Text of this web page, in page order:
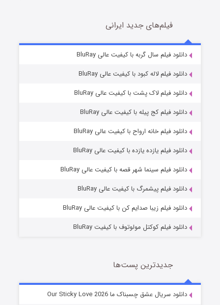
قسمت6 (زیرنویس) منتشر شد
شوهر
فیلم‌های جدید ایرانی
دانلود فیلم سال گربه با کیفیت عالی BluRay
دانلود فیلم لاله کبود با کیفیت عالی BluRay
دانلود فیلم لاک پشت با کیفیت عالی BluRay
دانلود فیلم کج‌ پیله با کیفیت عالی BluRay
دانلود فیلم خانه ارواح با کیفیت عالی BluRay
دانلود فیلم یازده یازده با کیفیت عالی BluRay
دانلود فیلم سینما شهر قصه با کیفیت عالی BluRay
دانلود فیلم پیشمرگ با کیفیت عالی BluRay
دانلود فیلم زیبا صدایم کن با کیفیت عالی BluRay
دانلود فیلم کوکتل مولوتوف با کیفیت BluRay
جدیدترین پست‌ها
دانلود سریال عشق چسبناک ما Our Sticky Love 2026